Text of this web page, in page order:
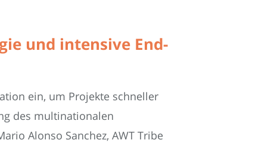
und intensive End-
ein, um Projekte schneller
des multinationalen
Alonso Sanchez, AWT Tribe